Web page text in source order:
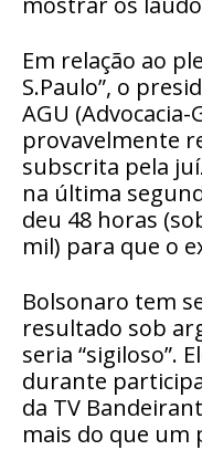
Em relação ao
S.Paulo”, o
AGU
provavelmente
subscrita pela
na última
deu 48 horas
mil) para que o
Bolsonaro tem
resultado sob
seria “sigiloso”.
durante
da TV
mais do que um